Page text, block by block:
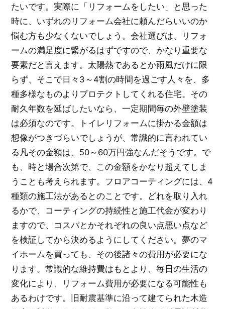
たいです。実際に「リフォームをしたい」と思った
時に、いずれのリフォーム会社に頼んだらいいのか
悩む方も少なくないでしょう。会社選びは、リフォ
ームの満足度に繋がるはずですので、かなり重要な
要素だと言えます。太陽熱であるとか雨風だけに限
らず、そこで日々3～4割の時間を過ごす人々を、多
種多様なものよりプロテクトしてくれる住宅。その
耐久年数を延ばしたいなら、一定期間毎の外壁塗装
は必須なのです。トイレリフォームに掛かる金額は
想像がつきづらいでしょうが、常識的に言われてい
る凡その金額は、50～60万円強なんだそうです。で
も、時と場合次第で、この金額をかなり超えてしま
うことも考えられます。フロアコーティングには、4
種類の施工法があるとのことです。どれを取り入れ
るかで、コーティングの持続性と施工代金が変わり
ますので、コスパとかそれぞれの良い点悪い点など
を検証してから決めるようにしてください。夢のマ
イホームを買っても、その後諸々の費用が必要にな
ります。常識的な維持費はもとより、毎日の生活の
変化により、リフォーム費用が必要になる可能性も
あるわけです。旧耐震基準に沿って建てられた木造